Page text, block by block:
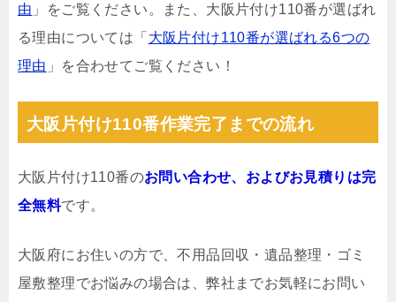
由 」をご覧ください。また、大阪片付け110番が選ばれ
る理由については「 大阪片付け110番が選ばれる6つの
理由 」を合わせてご覧ください！
大阪片付け110番作業完了までの流れ
大阪片付け110番のお問い合わせ、およびお見積りは完
全無料です。
大阪府にお住いの方で、不用品回収・遺品整理・ゴミ
屋敷整理でお悩みの場合は、弊社までお気軽にお問い